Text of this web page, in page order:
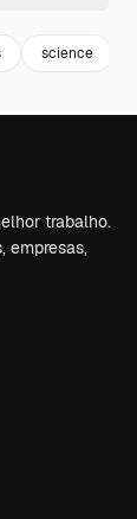
science
trabalho.
empresas,